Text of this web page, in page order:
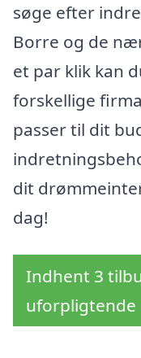
søge efter
Borre og de
et par klik kan
forskellige
passer til dit
dit
dag!
Indhent 3
uforpligtende